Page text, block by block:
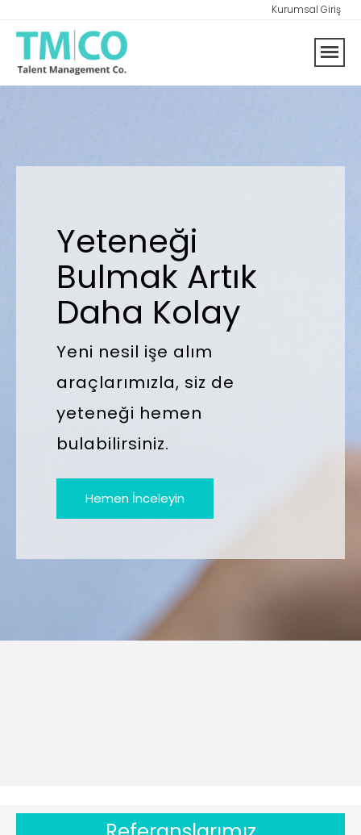
Kurumsal Giriş
Yeteneği
Bulmak Artık
Daha Kolay
Yeni nesil işe alım
araçlarımızla, siz de
yeteneği hemen
bulabilirsiniz.
Hemen İnceleyin